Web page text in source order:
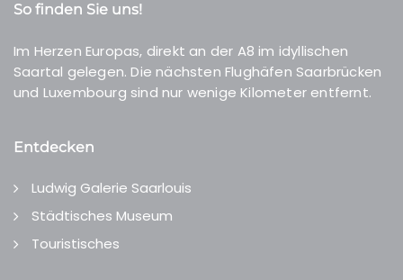
So finden Sie uns!
Im Herzen Europas, direkt an der A8 im idyllischen
Saartal gelegen. Die nächsten Flughäfen Saarbrücken
und Luxembourg sind nur wenige Kilometer entfernt.
Entdecken
Ludwig Galerie Saarlouis
Städtisches Museum
Touristisches